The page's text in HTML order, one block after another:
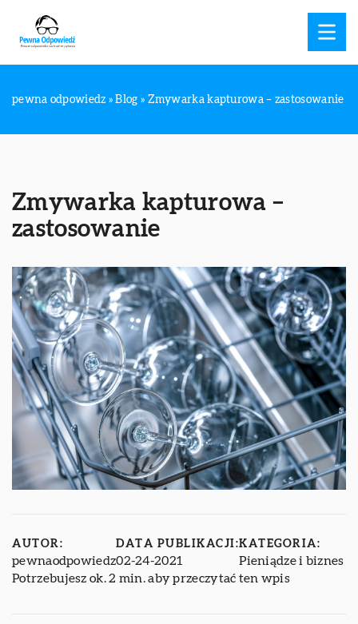
pewna odpowiedz »Blog » Zmywarka kapturowa – zastosowanie
Zmywarka kapturowa –
zastosowanie
AUTOR:
pewnaodpowiedz
DATA PUBLIKACJI:
02-24-2021
KATEGORIA:
Pieniądze i biznes
Potrzebujesz ok. 2 min. aby przeczytać ten wpis